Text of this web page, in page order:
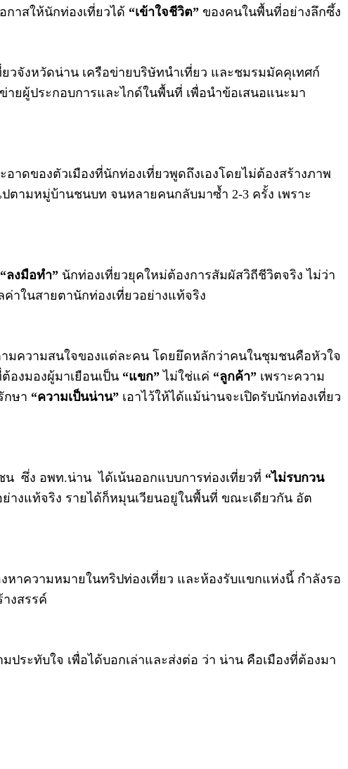
กาสให้นักท่องเที่ยวได้ “เข้าใจชีวิต” ของคนในพื้นที่อย่างลึกซึ้ง
จังหวัดน่าน เครือข่ายบริษัทนำเที่ยว และชมรมมัคคุเทศก์
ายผู้ประกอบการและไกด์ในพื้นที่ เพื่อนำข้อเสนอแนะมา
ดของตัวเมืองที่นักท่องเที่ยวพูดถึงเองโดยไม่ต้องสร้างภาพ
ามหมู่บ้านชนบท จนหลายคนกลับมาซ้ำ 2-3 ครั้ง เพราะ
“ลงมือทำ” นักท่องเที่ยวยุคใหม่ต้องการสัมผัสวิถีชีวิตจริง ไม่ว่า
าในสายตานักท่องเที่ยวอย่างแท้จริง
มความสนใจของแต่ละคน โดยยึดหลักว่าคนในชุมชนคือหัวใจ
งมองผู้มาเยือนเป็น “แขก” ไม่ใช่แค่ “ลูกค้า” เพราะความ
กษา “ความเป็นน่าน” เอาไว้ให้ได้แม้น่านจะเปิดรับนักท่องเที่ยว
น ซึ่ง อพท.น่าน ได้เน้นออกแบบการท่องเที่ยวที่ “ไม่รบกวน
างแท้จริง รายได้ก็หมุนเวียนอยู่ในพื้นที่ ขณะเดียวกัน อัต
าความหมายในทริปท่องเที่ยว และห้องรับแขกแห่งนี้ กำลังรอ
งสรรค์
ประทับใจ เพื่อได้บอกเล่าและส่งต่อ ว่า น่าน คือเมืองที่ต้องมา